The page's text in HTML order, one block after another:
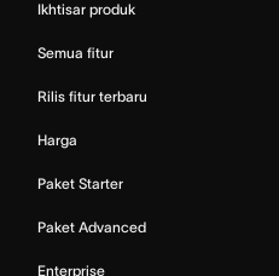
Ikhtisar produk
Semua fitur
Rilis fitur terbaru
Harga
Paket Starter
Paket Advanced
Enterprise